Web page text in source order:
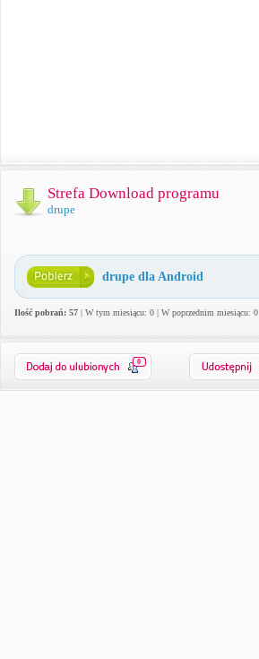
Strefa Download programu
drupe
drupe dla Android
Ilość pobrań: 57 | W tym miesiącu: 0 | W poprzednim miesiącu: 0
0